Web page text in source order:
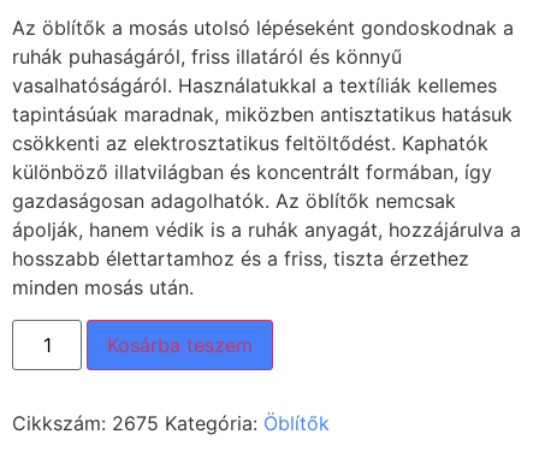
Az öblítők a mosás utolsó lépéseként gondoskodnak a
ruhák puhaságáról, friss illatáról és könnyű
vasalhatóságáról. Használatukkal a textíliák kellemes
tapintásúak maradnak, miközben antisztatikus hatásuk
csökkenti az elektrosztatikus feltöltődést. Kaphatók
különböző illatvilágban és koncentrált formában, így
gazdaságosan adagolhatók. Az öblítők nemcsak
ápolják, hanem védik is a ruhák anyagát, hozzájárulva a
hosszabb élettartamhoz és a friss, tiszta érzethez
minden mosás után.
Kosárba teszem
Cikkszám: 2675 Kategória: Öblítők